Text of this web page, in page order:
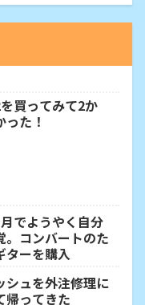
買ってみて2か
た！
でようやく自分
。コンバートのた
ターを購入
シュを外注修理に
帰ってきた